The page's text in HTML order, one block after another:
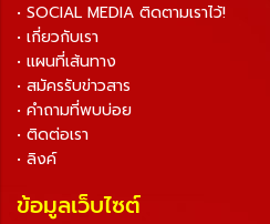
• SOCIAL MEDIA ติดตามเราไว้!
• เกี่ยวกับเรา
• แผนที่เส้นทาง
• สมัครรับข่าวสาร
• คำถามที่พบบ่อย
• ติดต่อเรา
• ลิงค์
ข้อมูลเว็บไซต์